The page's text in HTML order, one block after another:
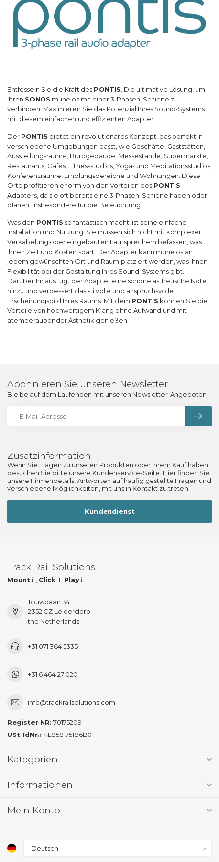
Entfesseln Sie die Kraft des PONTIS. Die ultimative Lösung, um
Ihren SONOS mühelos mit einer 3-Phasen-Schiene zu
verbinden. Maximieren Sie das Potenzial Ihres Sound-Systems
mit diesem einfachen und effizienten Adapter.
Der PONTIS bietet ein revolutionäres Konzept, das perfekt in
verschiedene Umgebungen passt, wie Geschäfte, Gaststätten,
Ausstellungsräume, Bürogebäude, Messestände, Supermärkte,
Restaurants, Cafés, Fitnessstudios, Yoga- und Meditationsstudios,
Konferenzräume, Erholungsbereiche und Wohnungen. Diese
Orte profitieren enorm von den Vorteilen des PONTIS-
Adapters, da sie oft bereits eine 3-Phasen-Schiene haben oder
planen, insbesondere für die Beleuchtung.
Was den PONTIS so fantastisch macht, ist seine einfache
Installation und Nutzung. Sie müssen sich nicht mit komplexer
Verkabelung oder eingebauten Lautsprechern befassen, was
Ihnen Zeit und Kosten spart. Der Adapter kann mühelos an
jedem gewünschten Ort und Raum platziert werden, was Ihnen
Flexibilität bei der Gestaltung Ihres Sound-Systems gibt.
Darüber hinaus fügt der Adapter eine schöne ästhetische Note
hinzu und verbessert das stilvolle und anspruchsvolle
Erscheinungsbild Ihres Raums. Mit dem PONTIS können Sie die
Vorteile von hochwertigem Klang ohne Aufwand und mit
atemberaubender Ästhetik genießen.
Zusatzinformation
Wenn Sie Fragen zu unseren Produkten oder Ihrem Kauf haben,
besuchen Sie bitte unsere Kundenservice-Seite. Hier finden Sie
unsere Firmendetails, Antworten auf häufig gestellte Fragen und
verschiedene Möglichkeiten, mit uns in Kontakt zu treten.
Kundendienst
Abonnieren Sie unseren Newsletter
Bleibe auf dem Laufenden mit unseren Newsletter-Angeboten
Track Rail Solutions
Mount it, Click it, Play it.
Touwbaan 34
2352 CZ Leiderdorp
the Netherlands
+31 071 364 5335
+31 6 464 27 020
info@trackrailsolutions.com
Register NR: 70175209
USt-IdNr.: NL858175186B01
Kategorien
Informationen
Mein Konto